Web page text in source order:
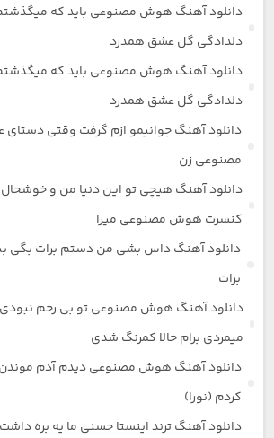
دانلود آهنگ هوش مصنوعی باید که
دلدادگی گل عشق همدرد
دانلود آهنگ هوش مصنوعی باید که
دلدادگی گل عشق همدرد
دانلود آهنگ جوانیمو ازم گرفت وقتی
مصنوعی زن
دانلود آهنگ هیچی تو این دنیا من و خوشحال
کنسرت هوش مصنوعی میرا
دانلود آهنگ داس بشی من دستم برات بگی
برات
دانلود آهنگ هوش مصنوعی تو بی رحم
میمردی برام حالا کمرنگ شدی
دانلود آهنگ هوش مصنوعی دیدم آدم
کردم (نورا)
دانلود آهنگ ترند اینستا حسنی ما یه بره